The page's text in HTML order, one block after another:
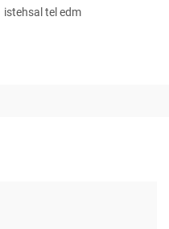
istehsal tel edm